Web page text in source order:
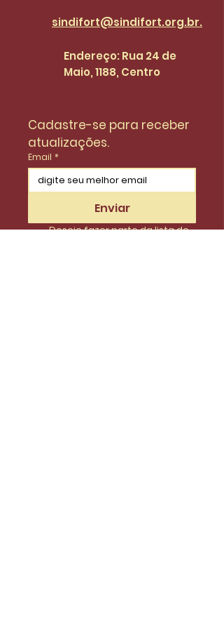
sindifort@sindifort.org.br.
Endereço: Rua 24 de
Maio, 1188, Centro
Cadastre-se para receber
atualizações.
Email *
Enviar
Desejo fazer parte da lista de